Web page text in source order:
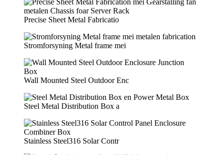
Precise Sheet Metal Fabricatio
Stromforsyning Metal frame mei
Wall Mounted Steel Outdoor Enc
Steel Metal Distribution Box a
Stainless Steel316 Solar Contr